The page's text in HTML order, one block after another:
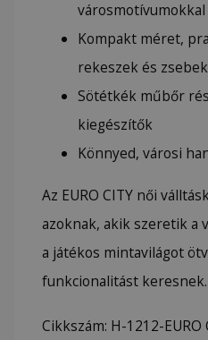
Kompakt méret,
rekeszek és zsebek
Sötétkék műbőr
kiegészítők
Könnyed, városi
Az EURO CITY női
azoknak, akik szeretik a
a játékos mintavilágot
funkcionalitást keresnek.
Cikkszám: H-1212-EURO